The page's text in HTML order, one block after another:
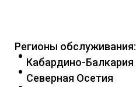
Регионы обслуживания:
Кабардино-Балкария
Северная Осетия